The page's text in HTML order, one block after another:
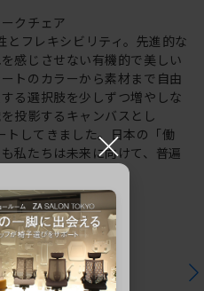
クチェア
フレキシビリティ。先進的な
感じさせない有機的で美しい
トのカラーから素材まで自由
る選択肢を少しずつ増やしな
投影するキャンバスとし
してきました。日本の「働
私たちは未来に向けて、普遍
×